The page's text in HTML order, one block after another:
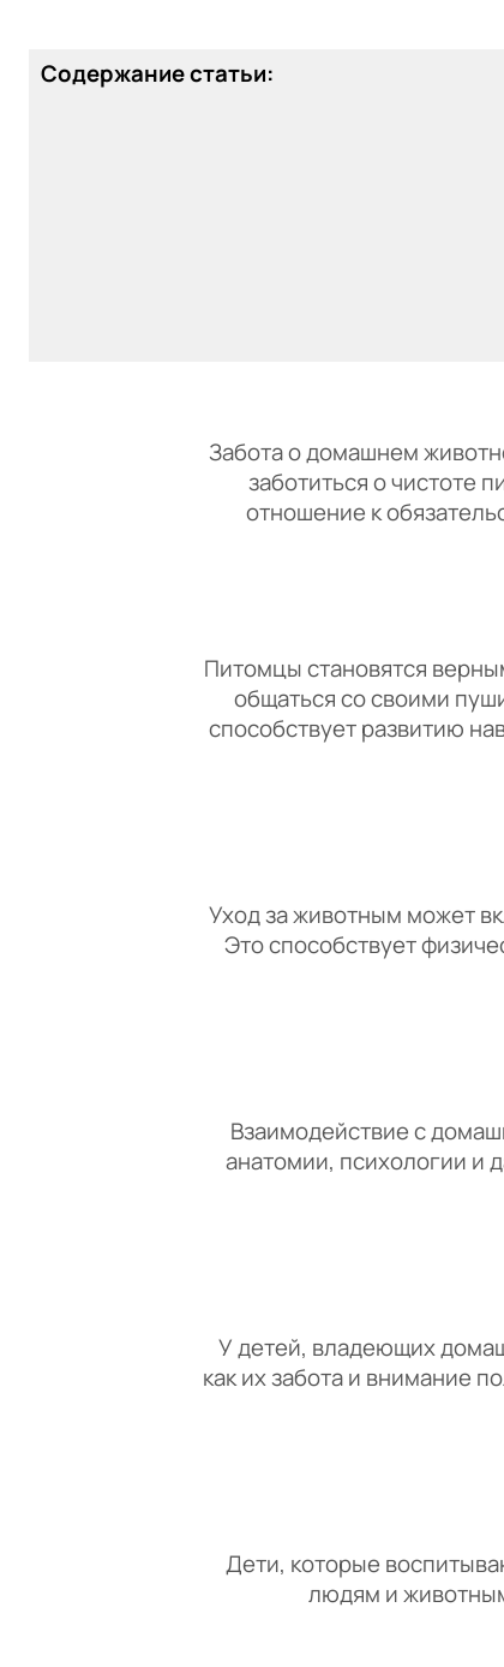
Содержание статьи:
Забота о домашнем
заботиться о чистоте
отношение к
Питомцы становятся
общаться со своими
способствует развитию
Уход за животным может
Это способствует
Взаимодействие с
анатомии, психологии и
У детей, владеющих
как их забота и внимание
Дети, которые
людям и